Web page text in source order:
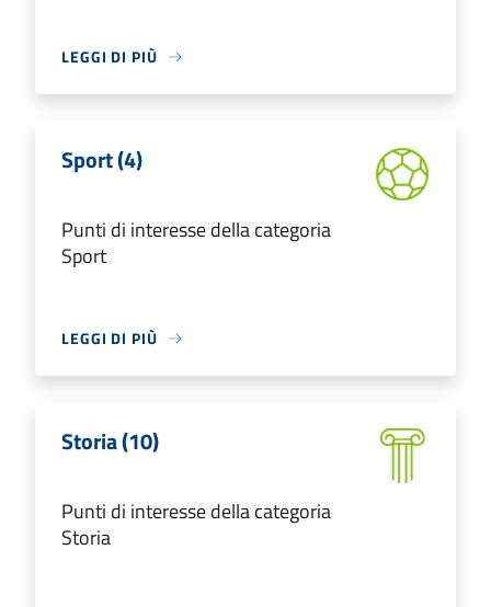
LEGGI DI PIÙ
Sport (4)
Punti di interesse della categoria
Sport
LEGGI DI PIÙ
Storia (10)
Punti di interesse della categoria
Storia